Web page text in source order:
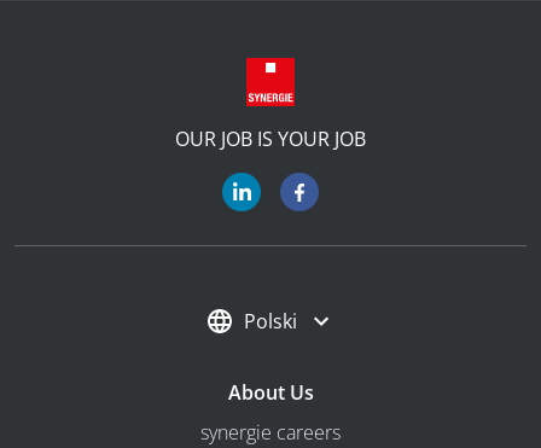
OUR JOB IS YOUR JOB
Polski
About Us
synergie careers